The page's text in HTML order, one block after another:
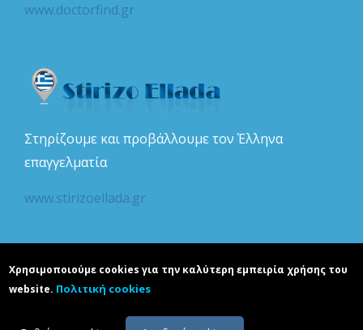
www.doctorfind.gr
Στηρίζουμε και προβάλλουμε τον Έλληνα
επαγγελματία
www.stirizoellada.gr
Χρησιμοποιούμε cookies για την καλύτερη εμπειρία χρήσης του
website. Πολιτική cookies